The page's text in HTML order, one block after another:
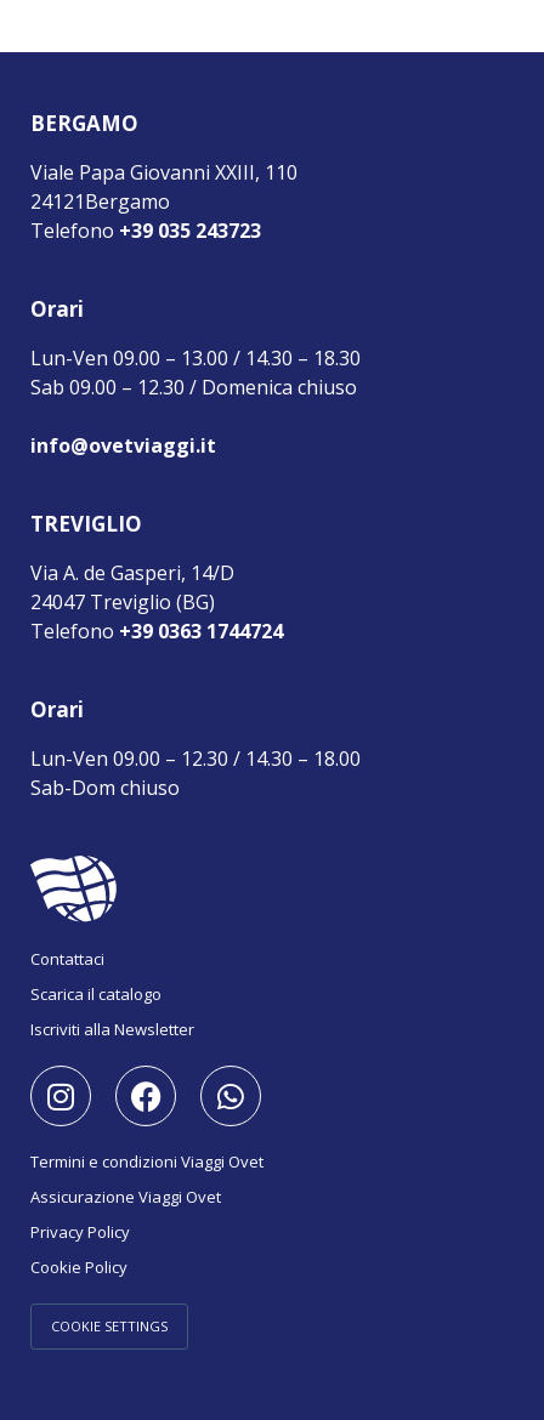
BERGAMO
Viale Papa Giovanni XXIII, 110
24121Bergamo
Telefono +39 035 243723
Orari
Lun-Ven 09.00 – 13.00 / 14.30 – 18.30
Sab 09.00 – 12.30 / Domenica chiuso
info@ovetviaggi.it
TREVIGLIO
Via A. de Gasperi, 14/D
24047 Treviglio (BG)
Telefono +39 0363 1744724
Orari
Lun-Ven 09.00 – 12.30 / 14.30 – 18.00
Sab-Dom chiuso
Contattaci
Scarica il catalogo
Iscriviti alla Newsletter
Termini e condizioni Viaggi Ovet
Assicurazione Viaggi Ovet
Privacy Policy
Cookie Policy
COOKIE SETTINGS